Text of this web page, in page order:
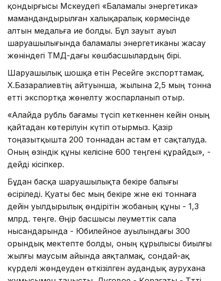
қондырғысы Мәскеудегі «Баламалы энергетика»
мамандандырылған халықаралық көрмесінде
алтын медальға ие болды. Бұл зауыт ауыл
шаруашылығында баламалы энергетиканы жасау
жөніндегі ТМД-дағы көшбасшылардың бірі.
Шаруашылық шошқа етін Ресейге экспорттамақ.
Х.Базаралиевтің айтуынша, жылына 2,5 мың тонна
етті экспортқа жөнелту жоспарланып отыр.
«Алайда рубль бағамы түсіп кеткеннен кейін оның
қайтадан көтерілуін күтіп отырмыз. Қазір
тоңазытқышта 200 тоннадан астам ет сақталуда.
Оның өзіндік құны келісіне 600 теңгені құрайды», -
дейді кіәсіпкер.
Бұдан басқа шаруашылықта бекіре балығы
өсіріледі. Қуаты бес мың бекіре және екі тоннаға
дейін уылдырылық өндірітін жобаның құны - 1,3
млрд. теңге. Өңір басшысы әлеуметтік сала
нысандарында - Юбилейное ауылындағы 300
орындық мектепте болды, оның құрылысы биылғы
жылғы маусым айында аяқталмақ, сондай-ақ
күрделі жөндеуден өткізілген аудандық аурухана